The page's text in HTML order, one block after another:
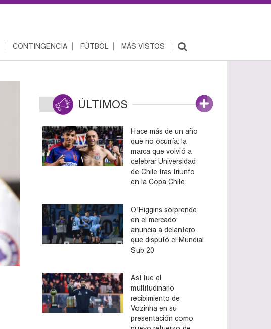
CONTINGENCIA FÚTBOL MÁS VISTOS
ÚLTIMOS
Hace más de un año
que no ocurría: la
marca que volvió a
celebrar Universidad
de Chile tras triunfo
en la Copa Chile
O’Higgins sorprende
en el mercado:
anuncia a delantero
que disputó el Mundial
Sub 20
Así fue el
multitudinario
recibimiento de
Vozinha en su
presentación como